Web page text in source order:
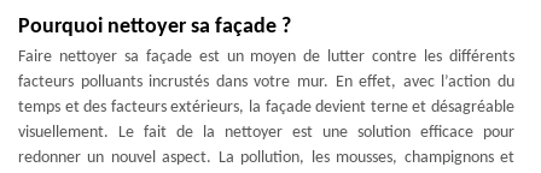
Pourquoi nettoyer sa façade ?
Faire nettoyer sa façade est un moyen de lutter contre les différents
facteurs polluants incrustés dans votre mur. En effet, avec l’action du
temps et des facteurs extérieurs, la façade devient terne et désagréable
visuellement. Le fait de la nettoyer est une solution efficace pour
redonner un nouvel aspect. La pollution, les mousses, champignons et